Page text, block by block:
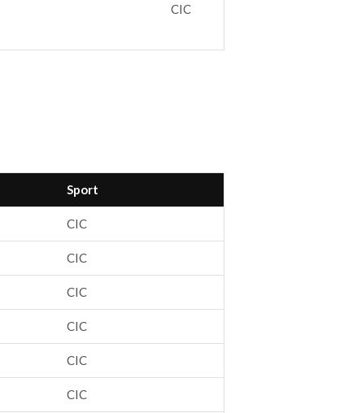
CIC
Sport
CIC
CIC
CIC
CIC
CIC
CIC